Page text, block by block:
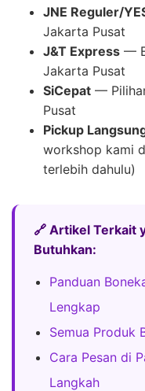
JNE Reguler/
Jakarta Pusat
J&T Express —
Jakarta Pusat
SiCepat —
Pusat
Pickup
workshop kami
terlebih dahulu)
🔗 Artikel Terkait
Butuhkan:
Panduan
Lengkap
Semua Produk
Cara Pesan di
Langkah